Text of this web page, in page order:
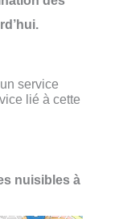
service
lié à cette
nuisibles à